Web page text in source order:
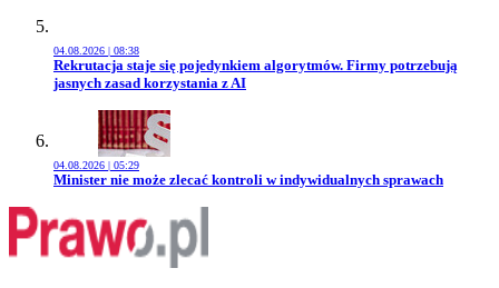
04.08.2026 | 08:38
Przejdź do artykułu:
Rekrutacja staje się pojedynkiem algorytmów. Firmy potrzebują
jasnych zasad korzystania z AI
04.08.2026 | 05:29
Przejdź do artykułu:
Minister nie może zlecać kontroli w indywidualnych sprawach